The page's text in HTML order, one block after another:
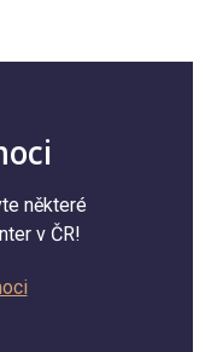
některé
v ČR!